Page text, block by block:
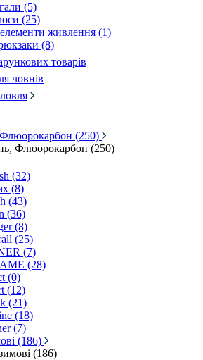
(5)
(25)
елементи живлення (1)
(8)
товарів
човнів
(250)
Флюорокарбон (250)
(32)
(8)
(43)
(36)
(8)
(25)
(7)
(28)
(0)
(12)
(21)
(18)
(7)
(186)
(186)